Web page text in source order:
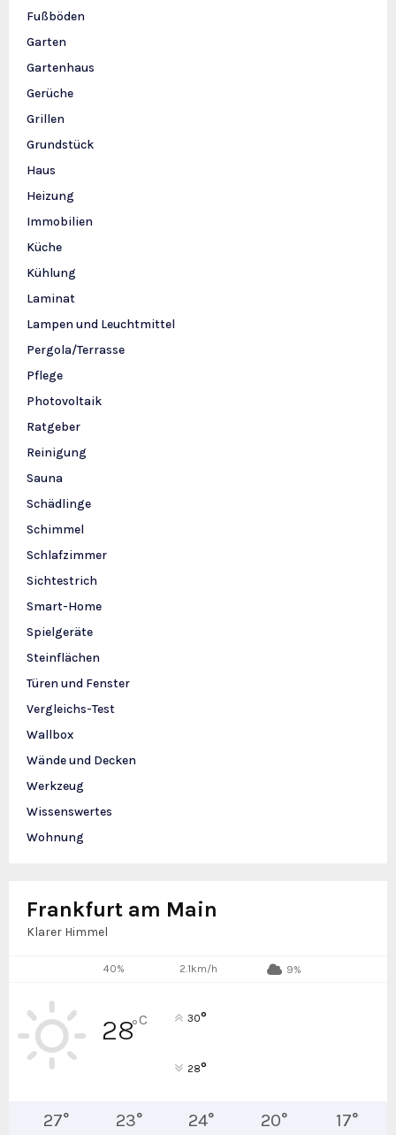
Fußböden
Garten
Gartenhaus
Gerüche
Grillen
Grundstück
Haus
Heizung
Immobilien
Küche
Kühlung
Laminat
Lampen und Leuchtmittel
Pergola/Terrasse
Pflege
Photovoltaik
Ratgeber
Reinigung
Sauna
Schädlinge
Schimmel
Schlafzimmer
Sichtestrich
Smart-Home
Spielgeräte
Steinflächen
Türen und Fenster
Vergleichs-Test
Wallbox
Wände und Decken
Werkzeug
Wissenswertes
Wohnung
Frankfurt am Main
Klarer Himmel
40% 2.1km/h 9%
28°C 30°
28°
27° 23° 24° 20° 17°